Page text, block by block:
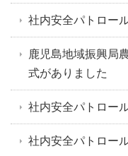
社内安全パトロー
鹿児島地域振興局
式がありました
社内安全パトロー
社内安全パトロー